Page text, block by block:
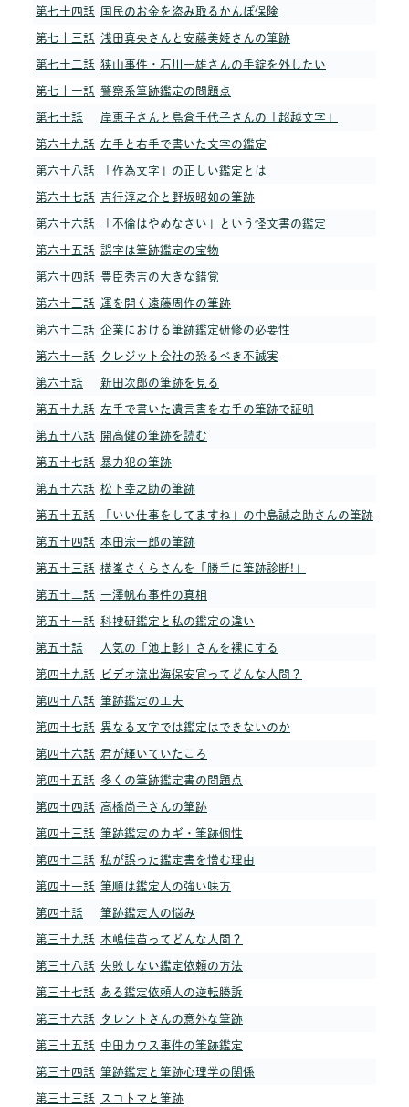
第七十四話 国民のお金を盗み取るかんぽ保険
第七十三話 浅田真央さんと安藤美姫さんの筆跡
第七十二話 狭山事件・石川一雄さんの手錠を外したい
第七十一話 警察系筆跡鑑定の問題点
第七十話 岸恵子さんと島倉千代子さんの「超越文字」
第六十九話 左手と右手で書いた文字の鑑定
第六十八話 「作為文字」の正しい鑑定とは
第六十七話 吉行淳之介と野坂昭如の筆跡
第六十六話 「不倫はやめなさい」という怪文書の鑑定
第六十五話 誤字は筆跡鑑定の宝物
第六十四話 豊臣秀吉の大きな錯覚
第六十三話 運を開く遠藤周作の筆跡
第六十二話 企業における筆跡鑑定研修の必要性
第六十一話 クレジット会社の恐るべき不誠実
第六十話 新田次郎の筆跡を見る
第五十九話 左手で書いた遺言書を右手の筆跡で証明
第五十八話 開高健の筆跡を読む
第五十七話 暴力犯の筆跡
第五十六話 松下幸之助の筆跡
第五十五話 「いい仕事をしてますね」の中島誠之助さんの筆跡
第五十四話 本田宗一郎の筆跡
第五十三話 横峯さくらさんを「勝手に筆跡診断!」
第五十二話 一澤帆布事件の真相
第五十一話 科捜研鑑定と私の鑑定の違い
第五十話 人気の「池上彰」さんを裸にする
第四十九話 ビデオ流出海保安官ってどんな人間？
第四十八話 筆跡鑑定の工夫
第四十七話 異なる文字では鑑定はできないのか
第四十六話 君が輝いていたころ
第四十五話 多くの筆跡鑑定書の問題点
第四十四話 高橋尚子さんの筆跡
第四十三話 筆跡鑑定のカギ・筆跡個性
第四十二話 私が誤った鑑定書を憎む理由
第四十一話 筆順は鑑定人の強い味方
第四十話 筆跡鑑定人の悩み
第三十九話 木嶋佳苗ってどんな人間？
第三十八話 失敗しない鑑定依頼の方法
第三十七話 ある鑑定依頼人の逆転勝訴
第三十六話 タレントさんの意外な筆跡
第三十五話 中田カウス事件の筆跡鑑定
第三十四話 筆跡鑑定と筆跡心理学の関係
第三十三話 スコトマと筆跡